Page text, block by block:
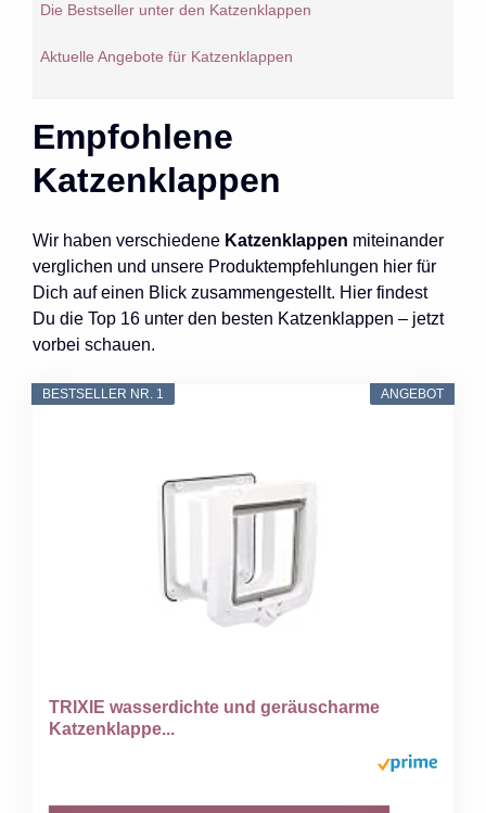
Die Bestseller unter den Katzenklappen
Aktuelle Angebote für Katzenklappen
Empfohlene
Katzenklappen
Wir haben verschiedene Katzenklappen miteinander
verglichen und unsere Produktempfehlungen hier für
Dich auf einen Blick zusammengestellt. Hier findest
Du die Top 16 unter den besten Katzenklappen – jetzt
vorbei schauen.
ANGEBOT
BESTSELLER NR. 1
TRIXIE wasserdichte und geräuscharme
Katzenklappe...